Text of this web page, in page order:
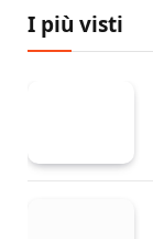
I più visti